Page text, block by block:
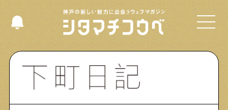
Select Language ▼